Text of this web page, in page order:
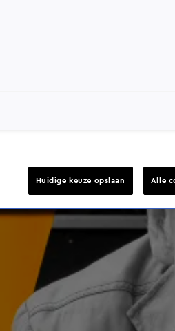
Huidige keuze opslaan Alle